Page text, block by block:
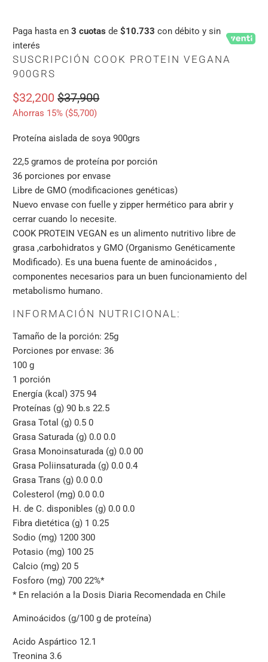
Paga hasta en3 cuotas de$10.733 con débito y sin
interés
SUSCRIPCIÓN COOK PROTEIN VEGANA
900GRS
$32,200 $37,900
Ahorras 15% ($5,700)
Proteína aislada de soya 900grs
22,5 gramos de proteína por porción
36 porciones por envase
Libre de GMO (modificaciones genéticas)
Nuevo envase con fuelle y zipper hermético para abrir y
cerrar cuando lo necesite.
COOK PROTEIN VEGAN es un alimento nutritivo libre de
grasa ,carbohidratos y GMO (Organismo Genéticamente
Modificado). Es una buena fuente de aminoácidos ,
componentes necesarios para un buen funcionamiento del
metabolismo humano.
INFORMACIÓN NUTRICIONAL:
Tamaño de la porción: 25g
Porciones por envase: 36
100 g
1 porción
Energía (kcal) 375 94
Proteínas (g) 90 b.s 22.5
Grasa Total (g) 0.5 0
Grasa Saturada (g) 0.0 0.0
Grasa Monoinsaturada (g) 0.0 00
Grasa Poliinsaturada (g) 0.0 0.4
Grasa Trans (g) 0.0 0.0
Colesterol (mg) 0.0 0.0
H. de C. disponibles (g) 0.0 0.0
Fibra dietética (g) 1 0.25
Sodio (mg) 1200 300
Potasio (mg) 100 25
Calcio (mg) 20 5
Fosforo (mg) 700 22%*
* En relación a la Dosis Diaria Recomendada en Chile
Aminoácidos (g/100 g de proteína)
Acido Aspártico 12.1
Treonina 3.6